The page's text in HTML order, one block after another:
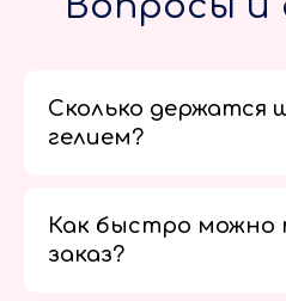
Сколько держатся
гелием?
Как быстро можно
заказ?